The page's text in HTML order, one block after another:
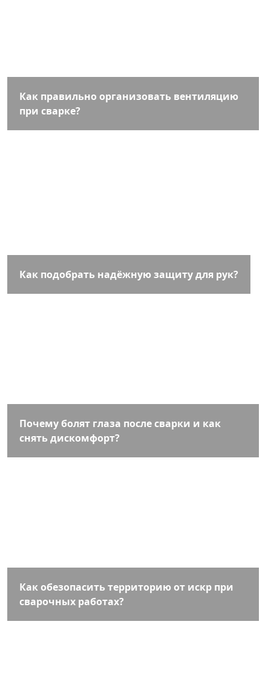
Как правильно организовать вентиляцию
при сварке?
Как подобрать надёжную защиту для рук?
Почему болят глаза после сварки и как
снять дискомфорт?
Как обезопасить территорию от искр при
сварочных работах?